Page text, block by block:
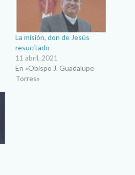
La misión, don de Jesús
resucitado
11 abril, 2021
En «Obispo J. Guadalupe
Torres»